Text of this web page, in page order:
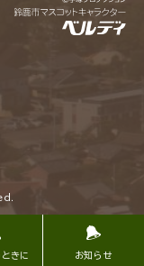
ときに お知らせ